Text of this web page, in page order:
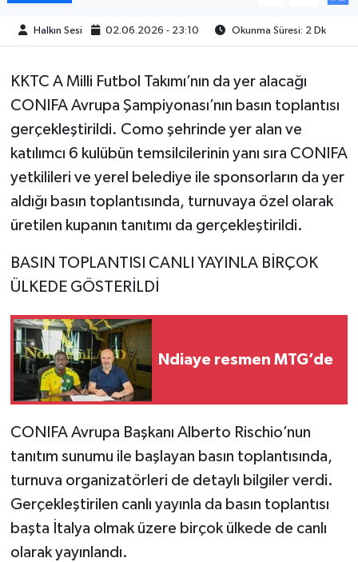
Halkın Sesi 02.06.2026 - 23:10 Okunma Süresi: 2 Dk
KKTC A Milli Futbol Takımı’nın da yer alacağı
CONIFA Avrupa Şampiyonası’nın basın toplantısı
gerçekleştirildi. Como şehrinde yer alan ve
katılımcı 6 kulübün temsilcilerinin yanı sıra CONIFA
yetkilileri ve yerel belediye ile sponsorların da yer
aldığı basın toplantısında, turnuvaya özel olarak
üretilen kupanın tanıtımı da gerçekleştirildi.
BASIN TOPLANTISI CANLI YAYINLA BİRÇOK
ÜLKEDE GÖSTERİLDİ
Ndiaye resmen MTG’de
CONIFA Avrupa Başkanı Alberto Rischio’nun
tanıtım sunumu ile başlayan basın toplantısında,
turnuva organizatörleri de detaylı bilgiler verdi.
Gerçekleştirilen canlı yayınla da basın toplantısı
başta İtalya olmak üzere birçok ülkede de canlı
olarak yayınlandı.